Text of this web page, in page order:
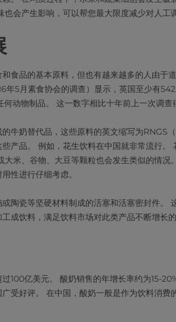
会产生影响，可以帮您最大限度减少对人工
食品的基本原料，但也有越来越多的人由于
年5月素食协会的调查）显示，英国至少有
动物制品。 这一数字相比十年前上一次调查
牛奶替代品，这些原料的英文缩写为RNGS
产品。 例如，花生饮料在中国就非常流行。
米、谷物、大豆等颗粒也会发生类似的情况
性进行仔细考虑。
陶瓷等坚硬材料制成的活塞和活塞密封件。
成饮料，满足饮料市场对此类产品不断增长的
100亿美元。 酸奶销售的年增长率约为15-
受好评。 在中国，酸奶一般是作为饮料消费